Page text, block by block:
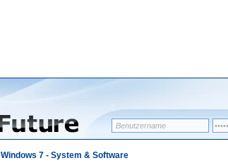
Windows 7 - System & Software